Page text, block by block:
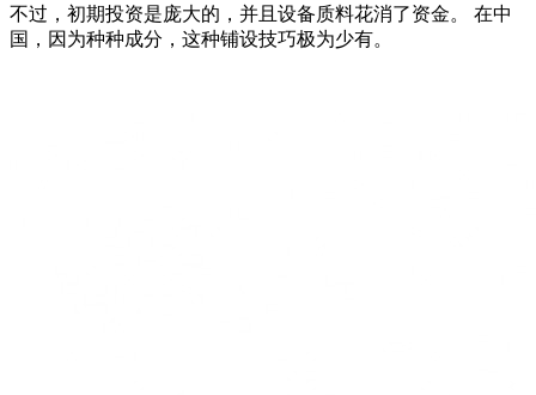
不过，初期投资是庞大的，并且设备质料花消了资金。 在中
国，因为种种成分，这种铺设技巧极为少有。